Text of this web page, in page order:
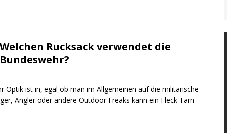
Welchen Rucksack verwendet die
Bundeswehr?
Optik ist in, egal ob man im Allgemeinen auf die militärische
Angler oder andere Outdoor Freaks kann ein Fleck Tarn